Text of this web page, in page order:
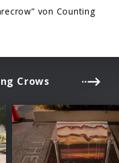
von Counting
Crows